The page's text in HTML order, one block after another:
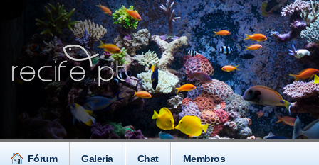
Fórum Galeria Chat Membros